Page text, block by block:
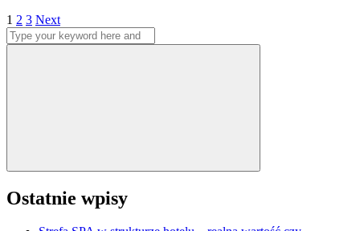
Stronicowanie
wpisów
Page
1 Page
2 Page
3 Next
Search
for:
Ostatnie wpisy